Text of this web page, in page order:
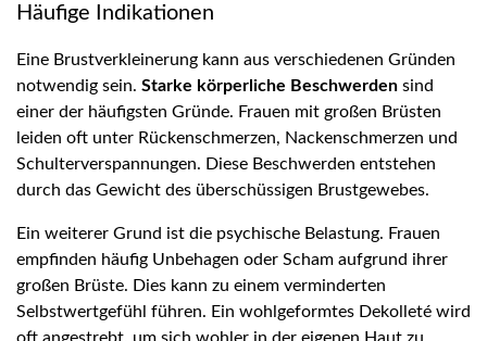
Häufige Indikationen
Eine Brustverkleinerung kann aus verschiedenen Gründen
notwendig sein. Starke körperliche Beschwerden sind
einer der häufigsten Gründe. Frauen mit großen Brüsten
leiden oft unter Rückenschmerzen, Nackenschmerzen und
Schulterverspannungen. Diese Beschwerden entstehen
durch das Gewicht des überschüssigen Brustgewebes.
Ein weiterer Grund ist die psychische Belastung. Frauen
empfinden häufig Unbehagen oder Scham aufgrund ihrer
großen Brüste. Dies kann zu einem verminderten
Selbstwertgefühl führen. Ein wohlgeformtes Dekolleté wird